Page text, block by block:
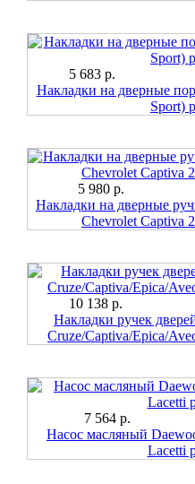
5 683 р.
Накладки на дверные
Sport)
5 980 р.
Накладки на дверные
Chevrolet Captiva
10 138 р.
Накладки ручек
Cruze/Captiva/Epica/
7 564 р.
Насос масляный
Lacetti